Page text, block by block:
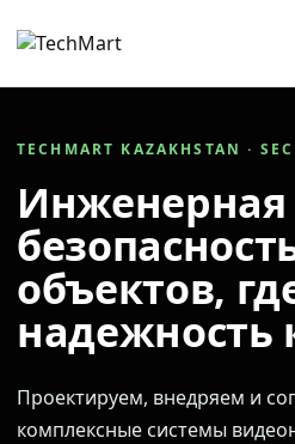
TECHMART KAZAKHSTAN ·
Инженерная
объектов,
надежность
Проектируем, внедряем и
комплексные системы